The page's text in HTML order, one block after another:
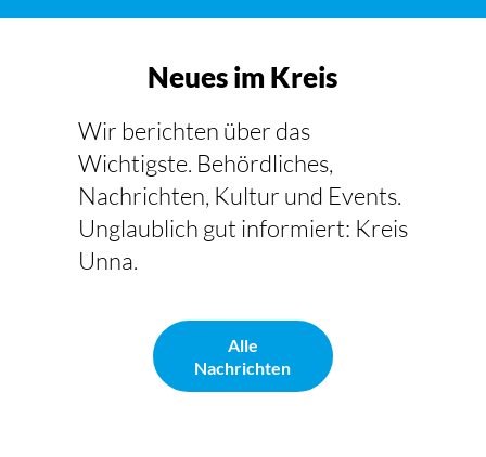
Neues im Kreis
Wir berichten über das
Wichtigste. Behördliches,
Nachrichten, Kultur und Events.
Unglaublich gut informiert: Kreis
Unna.
Alle
Nachrichten